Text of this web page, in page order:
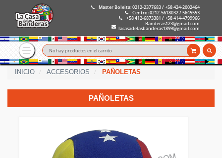
Master Boleita: 0212-2377683 / +58 424-2002464
Centro: 0212-5618032 / 5645553
+58 412-6873381 / +58 414-4799966
Banderas123@gmail.com
lacasadelasbanderas1899@gmail.com
No hay productos en el carrito
INICIO ACCESORIOS PAÑOLETAS
PAÑOLETAS